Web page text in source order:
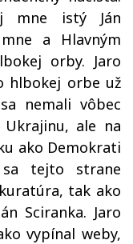
mne istý Ján
a Hlavným
orby. Jaro
hlbokej orbe už
nemali vôbec
ale na
ako Demokrati
tejto strane
tak ako
Sciranka. Jaro
vypínal weby,